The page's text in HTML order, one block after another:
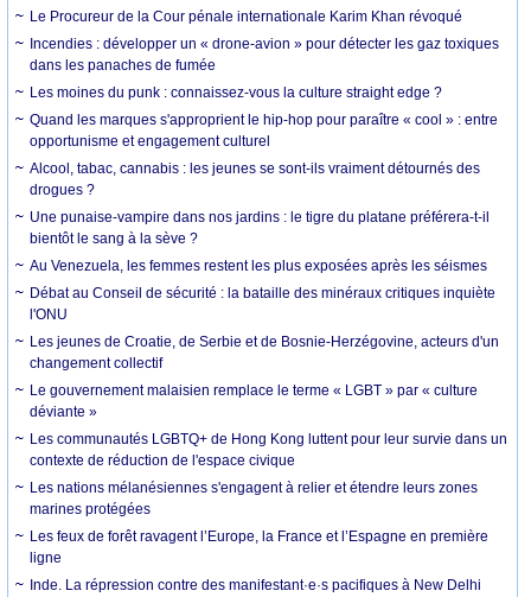
Le Procureur de la Cour pénale internationale Karim Khan révoqué
Incendies : développer un « drone-avion » pour détecter les gaz toxiques
dans les panaches de fumée
Les moines du punk : connaissez-vous la culture straight edge ?
Quand les marques s'approprient le hip-hop pour paraître « cool » : entre
opportunisme et engagement culturel
Alcool, tabac, cannabis : les jeunes se sont-ils vraiment détournés des
drogues ?
Une punaise-vampire dans nos jardins : le tigre du platane préférera-t-il
bientôt le sang à la sève ?
Au Venezuela, les femmes restent les plus exposées après les séismes
Débat au Conseil de sécurité : la bataille des minéraux critiques inquiète
l'ONU
Les jeunes de Croatie, de Serbie et de Bosnie-Herzégovine, acteurs d'un
changement collectif
Le gouvernement malaisien remplace le terme « LGBT » par « culture
déviante »
Les communautés LGBTQ+ de Hong Kong luttent pour leur survie dans un
contexte de réduction de l'espace civique
Les nations mélanésiennes s'engagent à relier et étendre leurs zones
marines protégées
Les feux de forêt ravagent l’Europe, la France et l’Espagne en première
ligne
Inde. La répression contre des manifestant·e·s pacifiques à New Delhi